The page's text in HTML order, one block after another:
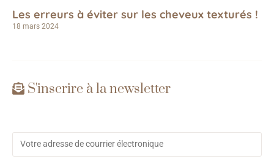
Les erreurs à éviter sur les cheveux texturés !
18 mars 2024
S'inscrire à la newsletter